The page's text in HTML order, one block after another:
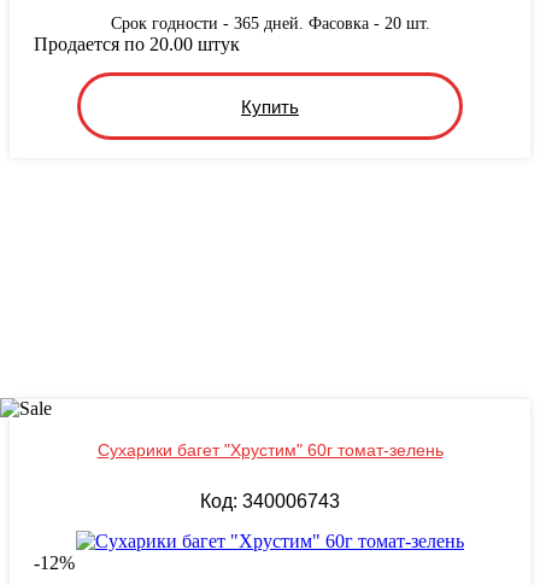
Срок годности - 365 дней. Фасовка - 20 шт.
Купить
Продается по 20.00 штук
Сухарики багет "Хрустим" 60г томат-зелень
Код: 340006743
-12%